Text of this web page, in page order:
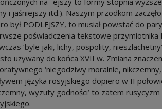
i jaśniejszy itd.). Naszym przodkom
był PODLEJSZY, to musiał powstać do
poświadczenia tekstowe przymiotnika
‘byle jaki, lichy, pospolity,
używany do końca XVII w. Zmiana
‘niegodziwy moralnie,
języka rosyjskiego dopiero w II
wyzuty godności’ to zatem